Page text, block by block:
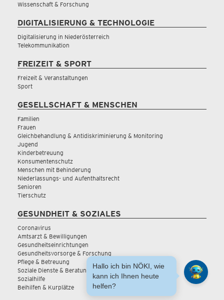
Wissenschaft & Forschung
DIGITALISIERUNG & TECHNOLOGIE
Digitalisierung in Niederösterreich
Telekommunikation
FREIZEIT & SPORT
Freizeit & Veranstaltungen
Sport
GESELLSCHAFT & MENSCHEN
Familien
Frauen
Gleichbehandlung & Antidiskriminierung & Monitoring
Jugend
Kinderbetreuung
Konsumentenschutz
Menschen mit Behinderung
Niederlassungs- und Aufenthaltsrecht
Senioren
Tierschutz
GESUNDHEIT & SOZIALES
Coronavirus
Amtsarzt & Bewilligungen
Gesundheitseinrichtungen
Gesundheitsvorsorge & Forschung
Pflege & Betreuung
Soziale Dienste & Beratung
Sozialhilfe
Beihilfen & Kurplätze
Hallo ich bin NÖKI, wie
kann ich Ihnen heute
helfen?